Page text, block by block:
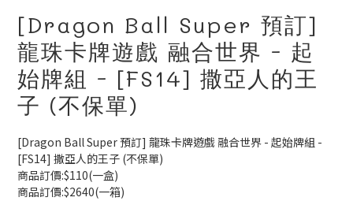
[Dragon Ball Super 預訂]
龍珠卡牌遊戲 融合世界 - 起
始牌組 - [FS14] 撒亞人的王
子 (不保單)
[Dragon Ball Super 預訂] 龍珠卡牌遊戲 融合世界 - 起始牌組 -
[FS14] 撒亞人的王子 (不保單)
商品訂價:$110(一盒)
商品訂價:$2640(一箱)